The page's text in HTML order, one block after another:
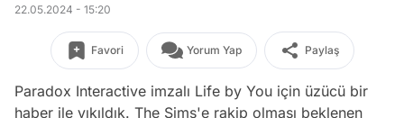
22.05.2024 - 15:20
Favori Yorum Yap Paylaş
Paradox Interactive imzalı Life by You için üzücü bir
haber ile yıkıldık. The Sims'e rakip olması beklenen